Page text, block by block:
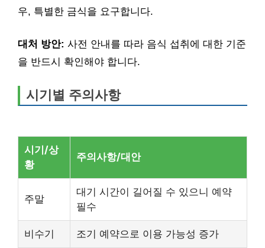
우, 특별한 금식을 요구합니다.
대처 방안: 사전 안내를 따라 음식 섭취에 대한 기준
을 반드시 확인해야 합니다.
시기별 주의사항
시기/상
황
주의사항/대안
주말
대기 시간이 길어질 수 있으니 예약
필수
비수기 조기 예약으로 이용 가능성 증가